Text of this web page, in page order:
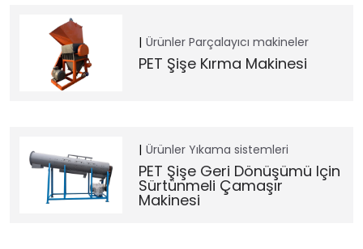
Ürünler Parçalayıcı makineler
PET Şişe Kırma Makinesi
Ürünler Yıkama sistemleri
PET Şişe Geri Dönüşümü Için
Sürtünmeli Çamaşır
Makinesi